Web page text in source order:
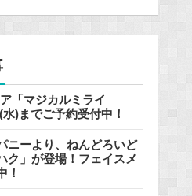
「マジカルミライ
)までご予約受付中！
ニーより、ねんどろいど
ク」が登場！フェイスメ
！